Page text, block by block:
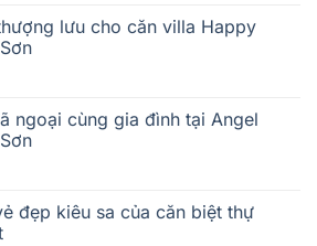
lưu cho căn villa Happy
ngoại cùng gia đình tại Angel
đẹp kiêu sa của căn biệt thự